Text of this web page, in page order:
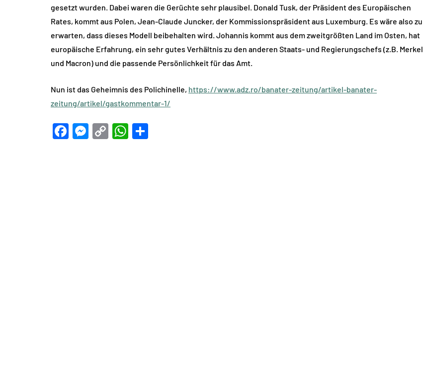
gesetzt wurden. Dabei waren die Gerüchte sehr plausibel. Donald Tusk, der Präsident des Europäischen
Rates, kommt aus Polen, Jean-Claude Juncker, der Kommissionspräsident aus Luxemburg. Es wäre also zu
erwarten, dass dieses Modell beibehalten wird. Johannis kommt aus dem zweitgrößten Land im Osten, hat
europäische Erfahrung, ein sehr gutes Verhältnis zu den anderen Staats- und Regierungschefs (z.B. Merkel
und Macron) und die passende Persönlichkeit für das Amt.
Nun ist das Geheimnis des Polichinelle, https://www.adz.ro/banater-zeitung/artikel-banater-
zeitung/artikel/gastkommentar-1/
Facebook
Messenger
CopyWhatsApp